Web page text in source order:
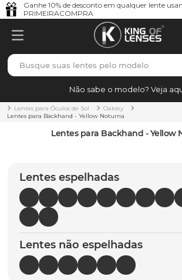
Ganhe 10% de desconto em qualquer lente
PRIMEIRACOMPRA
Busque suas lentes pelo modelo
Não sabe o modelo? Veja
Lentes para Óculos de Sol
Oakley
Lentes para Backhand - Yellow Noturna
Lentes para Backhand - Yellow
Lentes espelhadas
Lentes não espelhadas
TERMOS MAIS BUSCADOS
1º borrachas
holbrook
5º chaves
6º t-shock
7º latch
8º gasket
9º parafusos